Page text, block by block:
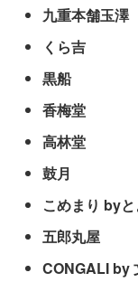
九重本舗玉澤
くら吉
黒船
香梅堂
高林堂
鼓月
こめまり by
五郎丸屋
CONGALI by